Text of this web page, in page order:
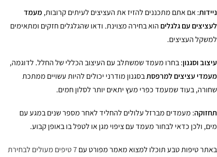
: אם אתם מתכננים להזיז את העציצים לעיתים קרובות,מעמד
עם גלגליםהוא בחירה מצוינת. ודאו שהגלגלים חזקים ומתאימים
העציצים.
וסגנון: בחרו מעמד שמשתלב עם העיצוב הכללי של החלל. לדוגמה,
עציצים למרפסתבסגנון מודרני יכולים להיות עשויים ממתכת
בעוד שמעמד כפרי מעץ יתאים יותר לסלון חמים.
: מעמדים מברזל עלולים להחליד לאחר מספר שנים במגע עם
ולכן כדאי לבחור מעמד עם ציפוי מגן או לטפל בו באופן קבוע.
טיפות טבע תוכלו למצוא מאמר מפורט עם 7 טיפים מעולים לבחירת